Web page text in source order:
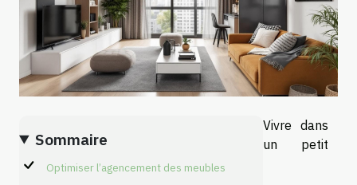
Sommaire
Optimiser l’agencement des meubles
Vivre dans
un petit